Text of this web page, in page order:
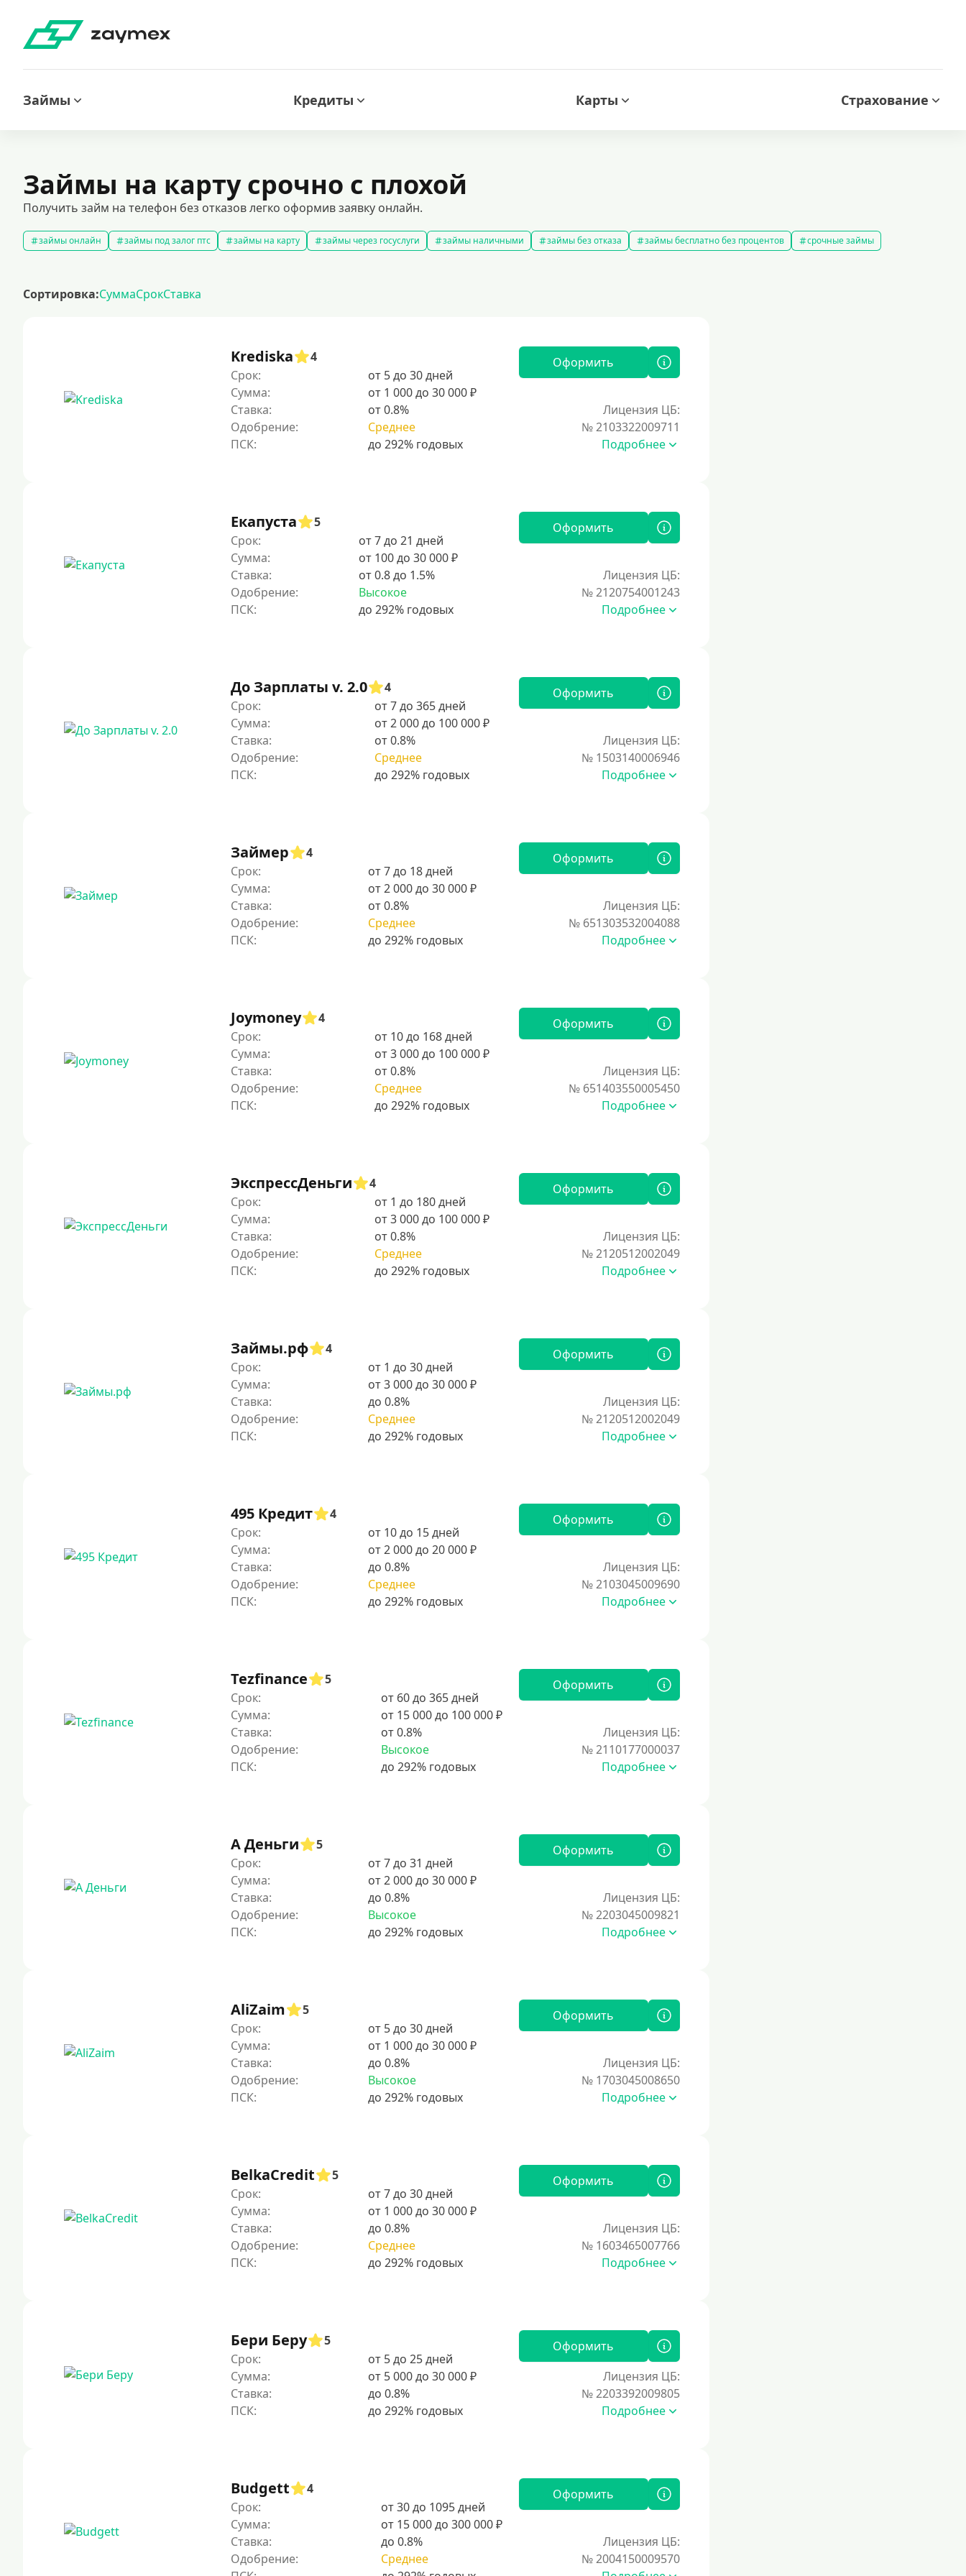
Займы Кредиты Карты Страхование
Займы на карту срочно с плохой
Получить займ на телефон без отказов легко оформив заявку онлайн.
займы онлайн займы под залог птс займы на карту займы через госуслуги займы наличными займы без отказа займы бесплатно без процентов
срочные займы
Сортировка:СуммаСрокСтавка
Krediska
4
Срок:
от 5 до 30 дней
Сумма:
от 1 000 до 30 000 ₽
Ставка:
от 0.8%
Одобрение:
Среднее
Оформить
Лицензия ЦБ:
№ 2103322009711
Подробнее
Екапуста
5
Срок:
от 7 до 21 дней
Сумма:
от 100 до 30 000 ₽
Ставка:
от 0.8 до 1.5%
Одобрение:
Высокое
Оформить
Лицензия ЦБ:
№ 2120754001243
Подробнее
До Зарплаты v. 2.0
4
Срок:
от 7 до 365 дней
Сумма:
от 2 000 до 100 000 ₽
Ставка:
от 0.8%
Одобрение:
Среднее
Оформить
Лицензия ЦБ:
№ 1503140006946
Подробнее
Займер
4
Срок:
от 7 до 18 дней
Сумма:
от 2 000 до 30 000 ₽
Ставка:
от 0.8%
Одобрение:
Среднее
Оформить
Лицензия ЦБ:
№ 651303532004088
Подробнее
Joymoney
4
Срок:
от 10 до 168 дней
Сумма:
от 3 000 до 100 000 ₽
Ставка:
от 0.8%
Одобрение:
Среднее
Оформить
Лицензия ЦБ:
№ 651403550005450
Подробнее
ЭкспрессДеньги
4
Срок:
от 1 до 180 дней
Сумма:
от 3 000 до 100 000 ₽
Ставка:
от 0.8%
Одобрение:
Среднее
Оформить
Лицензия ЦБ:
№ 2120512002049
Подробнее
Займы.рф
4
Срок:
от 1 до 30 дней
Сумма:
от 3 000 до 30 000 ₽
Ставка:
до 0.8%
Одобрение:
Среднее
Оформить
Лицензия ЦБ:
№ 2120512002049
Подробнее
495 Кредит
4
Срок:
от 10 до 15 дней
Сумма:
от 2 000 до 20 000 ₽
Ставка:
до 0.8%
Одобрение:
Среднее
Оформить
Лицензия ЦБ:
№ 2103045009690
Подробнее
Tezfinance
5
Срок:
от 60 до 365 дней
Сумма:
от 15 000 до 100 000 ₽
Ставка:
от 0.8%
Одобрение:
Высокое
Оформить
Лицензия ЦБ:
№ 2110177000037
Подробнее
А Деньги
5
Срок:
от 7 до 31 дней
Сумма:
от 2 000 до 30 000 ₽
Ставка:
до 0.8%
Одобрение:
Высокое
Оформить
Лицензия ЦБ:
№ 2203045009821
Подробнее
AliZaim
5
Срок:
от 5 до 30 дней
Сумма:
от 1 000 до 30 000 ₽
Ставка:
до 0.8%
Одобрение:
Высокое
Оформить
Лицензия ЦБ:
№ 1703045008650
Подробнее
BelkaCredit
5
Срок:
от 7 до 30 дней
Сумма:
от 1 000 до 30 000 ₽
Ставка:
до 0.8%
Одобрение:
Среднее
Оформить
Лицензия ЦБ:
№ 1603465007766
Подробнее
Бери Беру
5
Срок:
от 5 до 25 дней
Сумма:
от 5 000 до 30 000 ₽
Ставка:
до 0.8%
Оформить
Лицензия ЦБ:
№ 2203392009805
Подробнее
Budgett
4
Срок:
от 30 до 1095 дней
Сумма:
от 15 000 до 300 000 ₽
Ставка:
до 0.8%
Одобрение:
Среднее
Оформить
Лицензия ЦБ:
№ 2004150009570